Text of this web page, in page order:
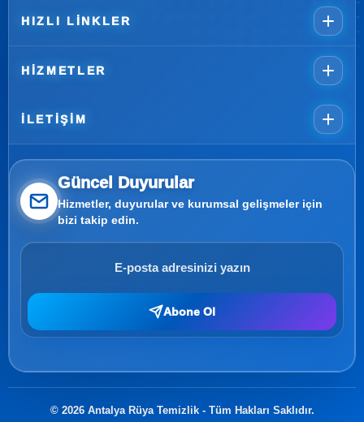
HIZLI LINKLER
HIZMETLER
İLETIŞIM
Güncel Duyurular
Hizmetler, duyurular ve kurumsal gelişmeler için
bizi takip edin.
Abone Ol
© 2026 Antalya Rüya Temizlik - Tüm Hakları Saklıdır.